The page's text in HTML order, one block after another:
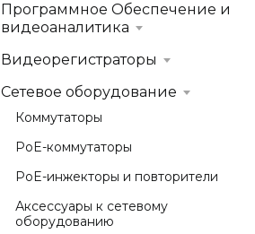
Программное Обеспечение и
видеоаналитика
Видеорегистраторы
Сетевое оборудование
Коммутаторы
PoE-коммутаторы
PoE-инжекторы и повторители
Аксессуары к сетевому
оборудованию